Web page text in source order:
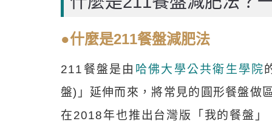
●什麼是211餐盤減肥法
211餐盤是由 哈佛大學公共衛生學院
盤)」延伸而來，將常見的圓形餐盤做
在2018年也推出台灣版「我的餐盤